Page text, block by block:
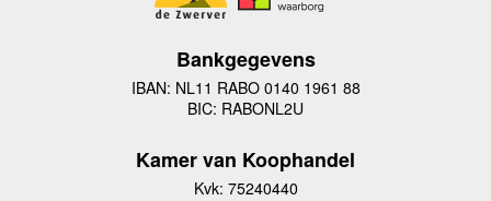
Bankgegevens
IBAN: NL11 RABO 0140 1961 88
BIC: RABONL2U
Kamer van Koophandel
Kvk: 75240440